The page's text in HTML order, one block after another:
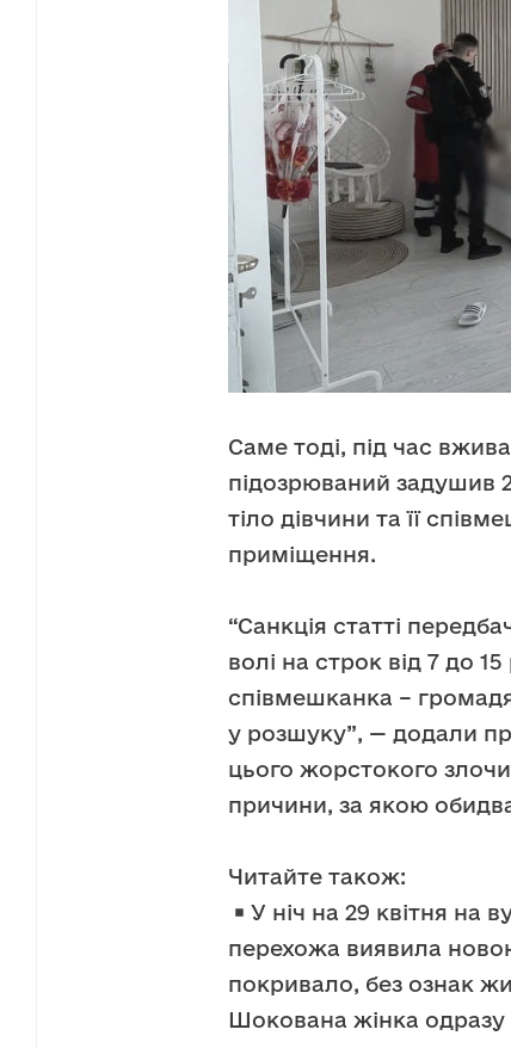
Саме тоді, під час
підозрюваний задушив
тіло дівчини та її
приміщення.
“Санкція статті
волі на строк від 7 до
співмешканка –
у розшуку”, — додали
цього жорстокого
причини, за якою
Читайте також:
У ніч на 29 квітня на
перехожа виявила
покривало, без ознак
Шокована жінка одразу